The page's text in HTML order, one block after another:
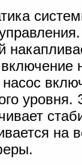
уровня.
на